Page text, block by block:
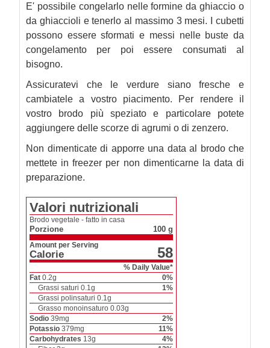
E' possibile congelarlo nelle formine da ghiaccio o
da ghiaccioli e tenerlo al massimo 3 mesi. I cubetti
possono essere sformati e messi nelle buste da
congelamento per poi essere consumati al
bisogno.
Assicuratevi che le verdure siano fresche e
cambiatele a vostro piacimento. Per rendere il
vostro brodo più speziato e particolare potete
aggiungere delle scorze di agrumi o di zenzero.
Non dimenticate di apporre una data al brodo che
mettete in freezer per non dimenticarne la data di
preparazione.
Valori nutrizionali
Brodo vegetale - fatto in casa
Porzione 100 g
Amount per Serving
Calorie 58
% Daily Value*
Fat 0.2g 0%
Grassi saturi 0.1 g 1%
Grassi polinsaturi 0.1 g
Grasso monoinsaturo 0.03g
Sodio 39mg 2%
Potassio 379mg 11%
Carbohydrates 13g 4%